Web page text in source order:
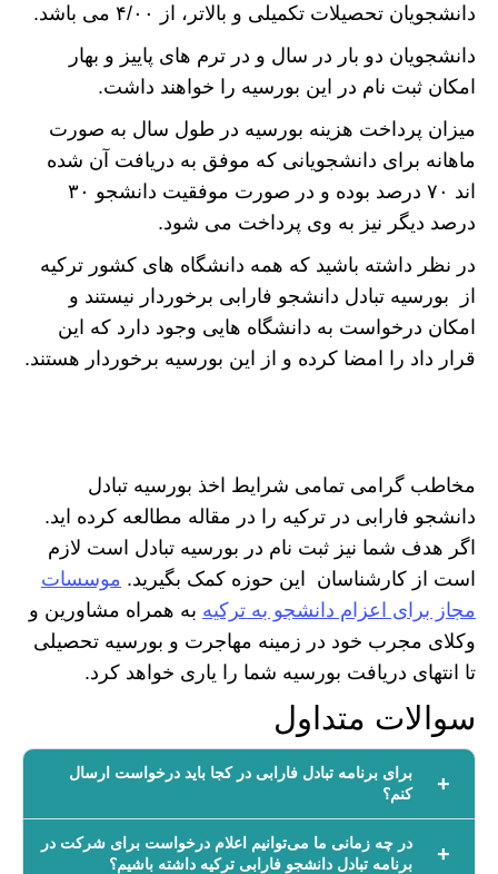
دانشجویان تحصیلات تکمیلی و بالاتر، از ۴/۰۰ می باشد.
دانشجویان دو بار در سال و در ترم های پاییز و بهار
امکان ثبت نام در این بورسیه را خواهند داشت.
میزان پرداخت هزینه بورسیه در طول سال به صورت
ماهانه برای دانشجویانی که موفق به دریافت آن شده
اند ۷۰ درصد بوده و در صورت موفقیت دانشجو ۳۰
درصد دیگر نیز به وی پرداخت می شود.
در نظر داشته باشید که همه دانشگاه های کشور ترکیه
از بورسیه تبادل دانشجو فارابی برخوردار نیستند و
امکان درخواست به دانشگاه هایی وجود دارد که این
قرار داد را امضا کرده و از این بورسیه برخوردار هستند.
مخاطب گرامی تمامی شرایط اخذ بورسیه تبادل
دانشجو فارابی در ترکیه را در مقاله مطالعه کرده اید.
اگر هدف شما نیز ثبت نام در بورسیه تبادل است لازم
است از کارشناسان این حوزه کمک بگیرید. موسسات
مجاز برای اعزام دانشجو به ترکیه به همراه مشاورین و
وکلای مجرب خود در زمینه مهاجرت و بورسیه تحصیلی
تا انتهای دریافت بورسیه شما را یاری خواهد کرد.
سوالات متداول
برای برنامه تبادل فارابی در کجا باید درخواست ارسال
کنم؟
در چه زمانی ما می‌توانیم اعلام درخواست برای شرکت در
برنامه تبادل دانشجو فارابی ترکیه داشته باشیم؟